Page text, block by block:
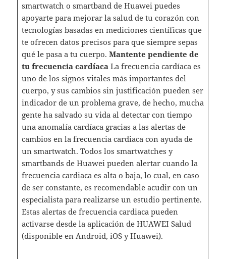
smartwatch o smartband de Huawei puedes
apoyarte para mejorar la salud de tu corazón con
tecnologías basadas en mediciones científicas que
te ofrecen datos precisos para que siempre sepas
qué le pasa a tu cuerpo. Mantente pendiente de
tu frecuencia cardíaca La frecuencia cardíaca es
uno de los signos vitales más importantes del
cuerpo, y sus cambios sin justificación pueden ser
indicador de un problema grave, de hecho, mucha
gente ha salvado su vida al detectar con tiempo
una anomalía cardíaca gracias a las alertas de
cambios en la frecuencia cardiaca con ayuda de
un smartwatch. Todos los smartwatches y
smartbands de Huawei pueden alertar cuando la
frecuencia cardiaca es alta o baja, lo cual, en caso
de ser constante, es recomendable acudir con un
especialista para realizarse un estudio pertinente.
Estas alertas de frecuencia cardiaca pueden
activarse desde la aplicación de HUAWEI Salud
(disponible en Android, iOS y Huawei).